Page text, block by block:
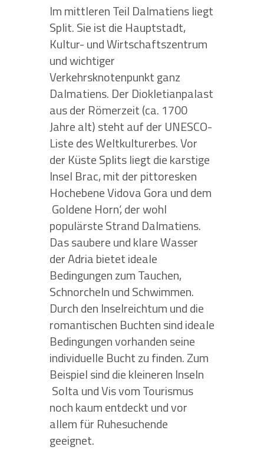
Im mittleren Teil Dalmatiens liegt
Split. Sie ist die Hauptstadt,
Kultur- und Wirtschaftszentrum
und wichtiger
Verkehrsknotenpunkt ganz
Dalmatiens. Der Diokletianpalast
aus der Römerzeit (ca. 1700
Jahre alt) steht auf der UNESCO-
Liste des Weltkulturerbes. Vor
der Küste Splits liegt die karstige
Insel Brac, mit der pittoresken
Hochebene Vidova Gora und dem
‚Goldene Horn‘, der wohl
populärste Strand Dalmatiens.
Das saubere und klare Wasser
der Adria bietet ideale
Bedingungen zum Tauchen,
Schnorcheln und Schwimmen.
Durch den Inselreichtum und die
romantischen Buchten sind ideale
Bedingungen vorhanden seine
individuelle Bucht zu finden. Zum
Beispiel sind die kleineren Inseln
Solta und Vis vom Tourismus
noch kaum entdeckt und vor
allem für Ruhesuchende
geeignet.